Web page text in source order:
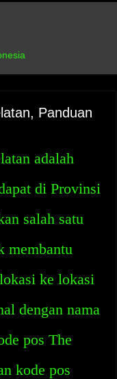
Panduan
adalah
di Provinsi
salah satu
membantu
ke lokasi
dengan nama
pos The
kode pos